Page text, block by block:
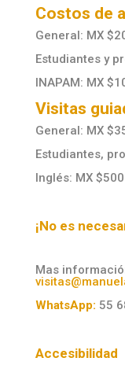
Costos de
General: MX
Estudiantes y
INAPAM: MX
Visitas
General: MX
Estudiantes,
Inglés: MX $500
¡No es
Mas
WhatsApp: 55
Accesibilidad